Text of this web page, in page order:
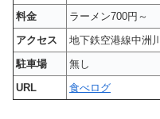
料金
ラーメン700円～
アクセス
地下鉄空港線中洲
駐車場
無し
URL
食べログ